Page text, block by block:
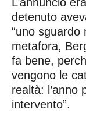
detenuto
“uno sguardo
metafora,
fa bene,
vengono le
realtà: l’anno
intervento”.